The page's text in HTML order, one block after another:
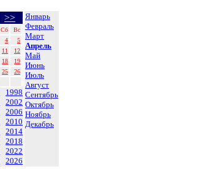
>>
Сб
Вс
4
5
11
12
18
19
25
26
1998
2002
2006
2010
2014
2018
2022
2026
Январь
Февраль
Март
Апрель
Май
Июнь
Июль
Август
Сентябрь
Октябрь
Ноябрь
Декабрь